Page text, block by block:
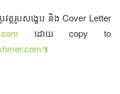
វត្តរូបសង្ខេប និង Cover Letter
​ ដោយ copy to
៕